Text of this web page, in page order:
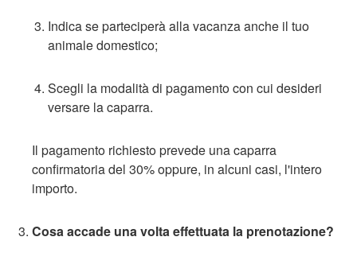
Indica se parteciperà alla vacanza anche il tuo
animale domestico;
Scegli la modalità di pagamento con cui desideri
versare la caparra.
Il pagamento richiesto prevede una caparra
confirmatoria del 30% oppure, in alcuni casi, l'intero
importo.
Cosa accade una volta effettuata la prenotazione?